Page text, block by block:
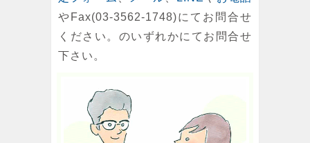
やFax(03-3562-1748)にてお問合せ
ください。のいずれかにてお問合せ
下さい。